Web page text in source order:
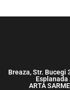
Breaza, Str. Bucegi
Esplanada
ARTA